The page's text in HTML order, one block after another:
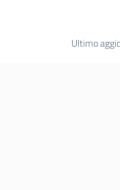
Ultimo